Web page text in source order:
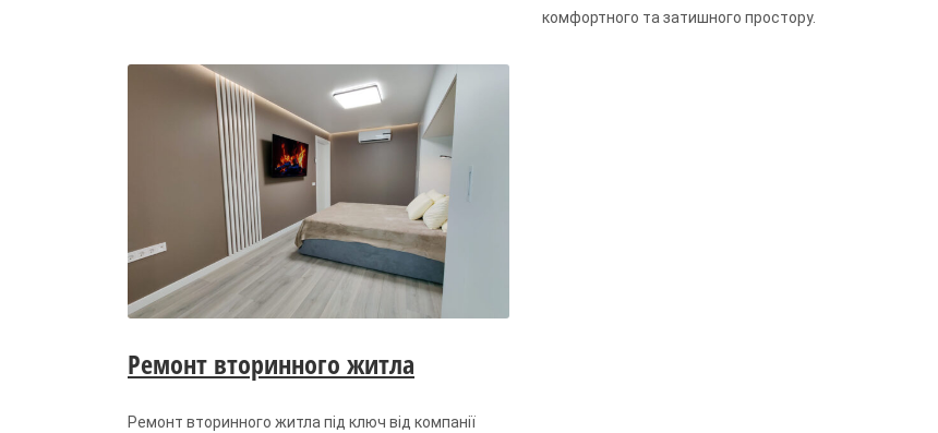
комфортного та затишного простору.
Ремонт вторинного житла
Ремонт вторинного житла під ключ від компанії